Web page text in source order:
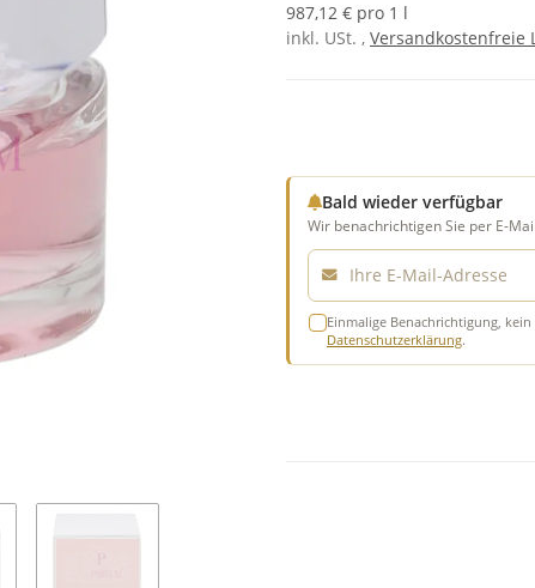
987,12 € pro 1 l
inkl. USt. , Versandkostenfreie
Bald wieder verfügbar
Wir benachrichtigen Sie per E-
E-Mail
Einmalige Benachrichtigung,
Datenschutzerklärung.